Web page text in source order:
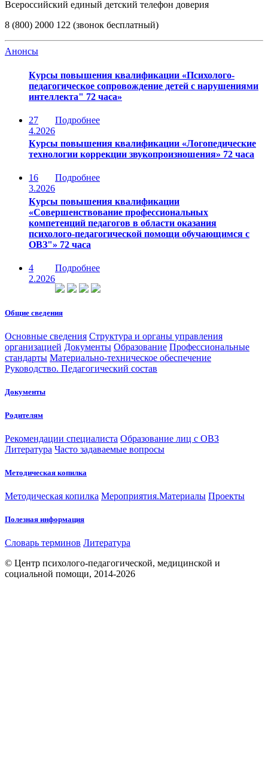
Всероссийский единый детский телефон доверия
8 (800) 2000 122 (звонок бесплатный)
Анонсы
Курсы повышения квалификации «Психолого-
педагогическое сопровождение детей с нарушениями
интеллекта" 72 часа»
27
4.2026
Подробнее
Курсы повышения квалификации «Логопедические
технологии коррекции звукопроизношения» 72 часа
16
3.2026
Подробнее
Курсы повышения квалификации
«Совершенствование профессиональных
компетенций педагогов в области оказания
психолого-педагогической помощи обучающимся с
ОВЗ"» 72 часа
4
2.2026
Подробнее
Общие сведения
Основные сведения Структура и органы управления
организацией Документы Образование Профессиональные
стандарты Материально-техническое обеспечение
Руководство. Педагогический состав
Документы
Родителям
Рекомендации специалиста Образование лиц с ОВЗ
Литература Часто задаваемые вопросы
Методическая копилка
Методическая копилка Мероприятия.Материалы Проекты
Полезная информация
Словарь терминов Литература
© Центр психолого-педагогической, медицинской и
социальной помощи, 2014-2026